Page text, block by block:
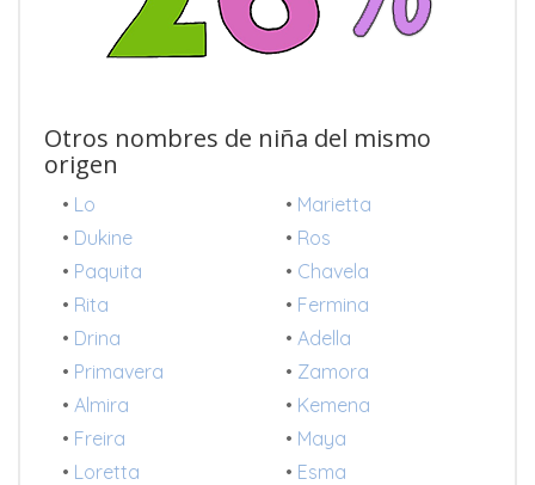
Otros nombres de niña del mismo
origen
• Lo • Marietta
• Dukine • Ros
• Paquita • Chavela
• Rita • Fermina
• Drina • Adella
• Primavera • Zamora
• Almira • Kemena
• Freira • Maya
• Loretta • Esma